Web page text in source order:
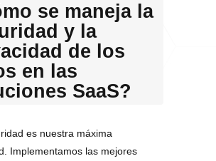
se maneja la
y la
de los
en las
SaaS?
es nuestra máxima
Implementamos las mejores